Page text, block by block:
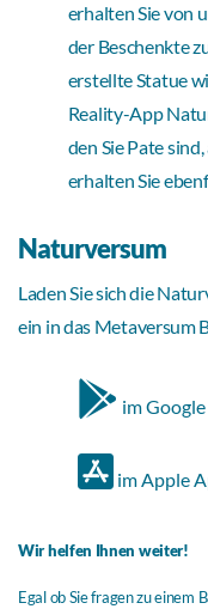
erhalten Sie von
der Beschenkte
erstellte Statue
Reality-App
den Sie Pate
erhalten Sie
Naturversum
Laden Sie sich die
ein in das Metaversum
im
im Apple
Wir helfen Ihnen weiter!
Egal ob Sie fragen zu einem